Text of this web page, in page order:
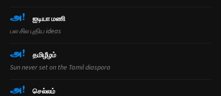
ஐடியா ம‌ணி
பல சில புதிய ideas
த‌மிழீழ‌ம்
Sun never set on the Tamil diaspora
செல்ல‌ம்